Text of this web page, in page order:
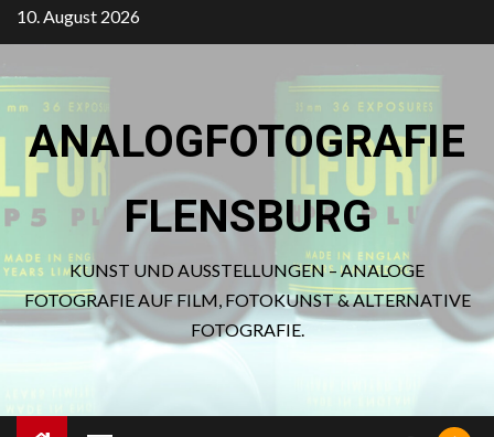
Zum
Inhalt
springen
10. August 2026
ANALOGFOTOGRAFIE
FLENSBURG
KUNST UND AUSSTELLUNGEN – ANALOGE
FOTOGRAFIE AUF FILM, FOTOKUNST & ALTERNATIVE
FOTOGRAFIE.